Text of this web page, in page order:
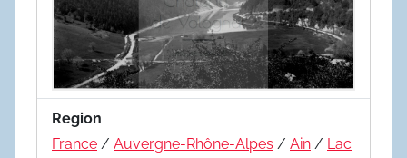
Region
France / Auvergne-Rhône-Alpes / Ain / Lac